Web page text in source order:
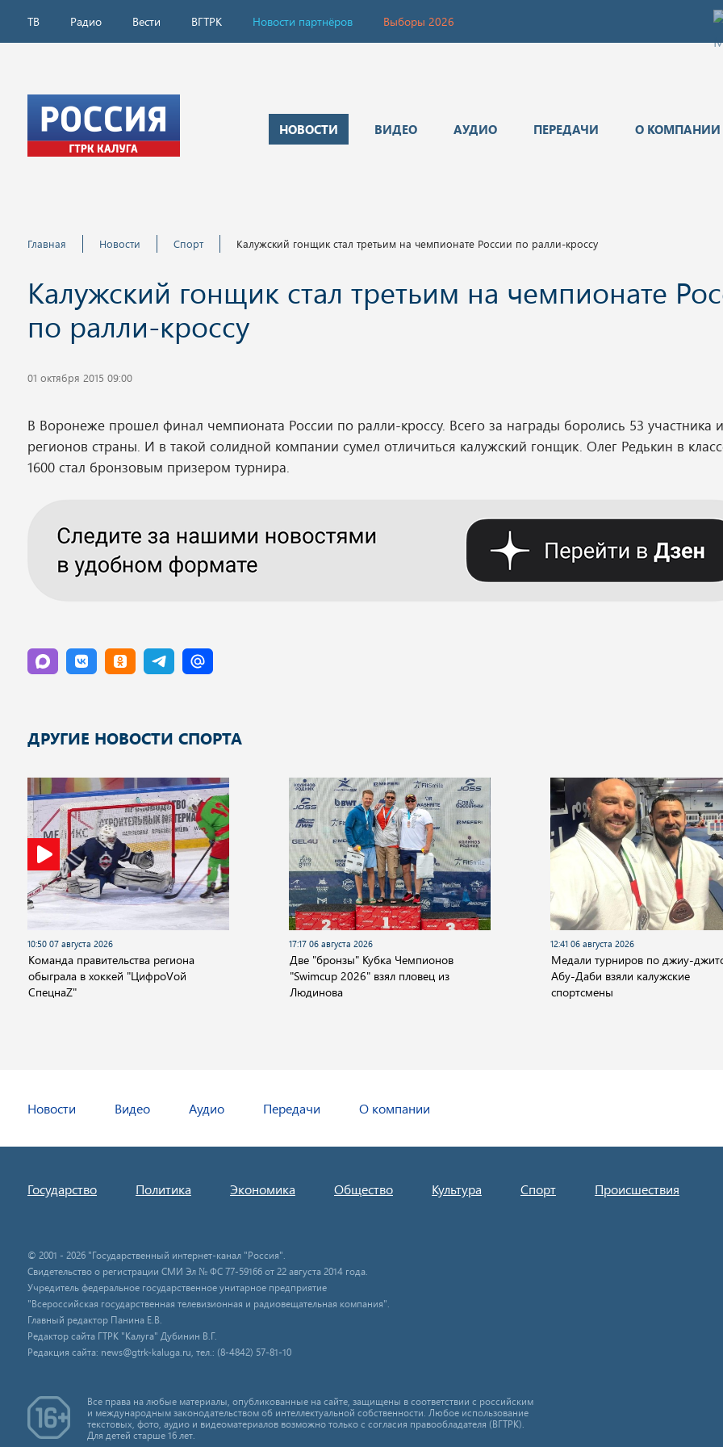
ТВ Радио Вести ВГТРК Новости партнёров Выборы 2026
НОВОСТИ ВИДЕО АУДИО ПЕРЕДАЧИ О КОМПАНИИ
Главная Новости Спорт Калужский гонщик стал третьим на чемпионате России по ралли-кроссу
Калужский гонщик стал третьим на чемпионате
по ралли-кроссу
01 октября 2015 09:00
В Воронеже прошел финал чемпионата России по ралли-кроссу. Всего за награды боролись 53 участника
регионов страны. И в такой солидной компании сумел отличиться калужский гонщик. Олег Редькин в
1600 стал бронзовым призером турнира.
ДРУГИЕ НОВОСТИ СПОРТА
10:50 07 августа 2026
Команда правительства региона
обыграла в хоккей "ЦифроVой
СпецнаZ"
17:17 06 августа 2026
Две "бронзы" Кубка Чемпионов
"Swimcup 2026" взял пловец из
Людинова
12:41 06 августа 2026
Медали турниров по джиу-
Абу-Даби взяли калужские
спортсмены
Новости Видео Аудио Передачи О компании
Государство Политика Экономика Общество Культура Спорт Происшествия
© 2001 - 2026 "Государственный интернет-канал "Россия".
Свидетельство о регистрации СМИ Эл № ФС 77-59166 от 22 августа 2014 года.
Учредитель федеральное государственное унитарное предприятие
"Всероссийская государственная телевизионная и радиовещательная компания".
Главный редактор Панина Е.В.
Редактор сайта ГТРК "Калуга" Дубинин В.Г.
Редакция сайта: news@gtrk-kaluga.ru, тел.: (8-4842) 57-81-10
Все права на любые материалы, опубликованные на сайте, защищены в соответствии с российским
и международным законодательством об интеллектуальной собственности. Любое использование
текстовых, фото, аудио и видеоматериалов возможно только с согласия правообладателя (ВГТРК).
Для детей старше 16 лет.